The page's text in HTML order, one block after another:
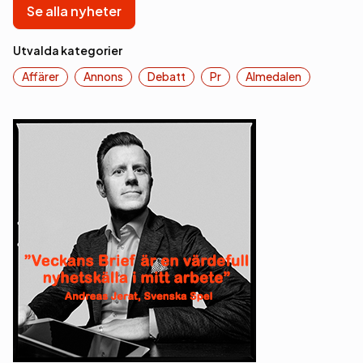
Se alla nyheter
Utvalda kategorier
Affärer
Annons Debatt Pr Almedalen